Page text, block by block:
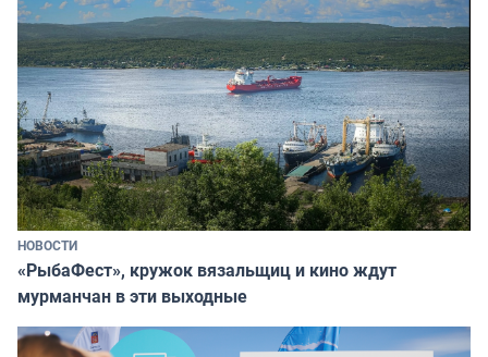
НОВОСТИ
«РыбаФест», кружок вязальщиц и кино ждут
мурманчан в эти выходные